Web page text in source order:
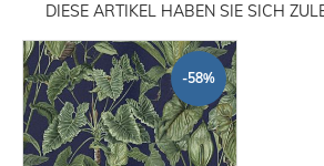
DIESE ARTIKEL HABEN SIE SICH
-58%